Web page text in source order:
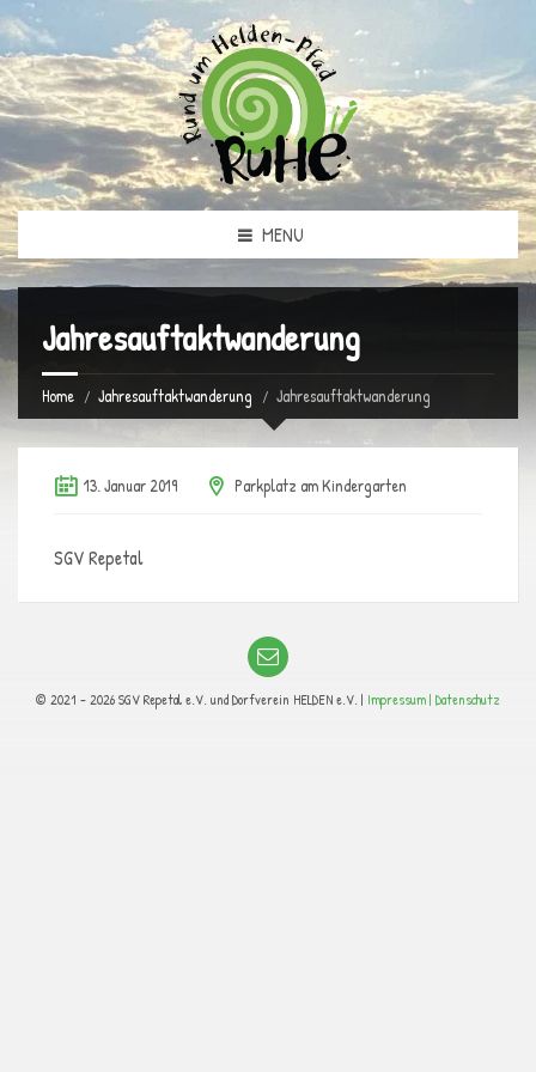
MENU
Jahresauftaktwanderung
Home Jahresauftaktwanderung Jahresauftaktwanderung
13. Januar 2019 Parkplatz am Kindergarten
SGV Repetal
© 2021 - 2026 SGV Repetal e.V. und Dorfverein HELDEN e.V. | Impressum | Datenschutz